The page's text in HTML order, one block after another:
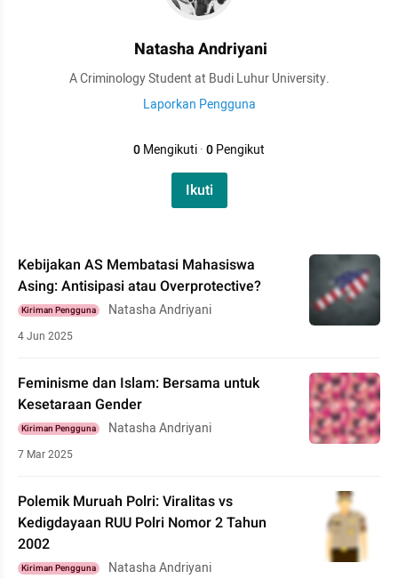
Natasha Andriyani
A Criminology Student at Budi Luhur University.
Laporkan Pengguna
0Mengikuti·0Pengikut
Ikuti
Kebijakan AS Membatasi Mahasiswa
Asing: Antisipasi atau Overprotective?
Kiriman Pengguna Natasha Andriyani
4 Jun 2025
Feminisme dan Islam: Bersama untuk
Kesetaraan Gender
Kiriman Pengguna Natasha Andriyani
7 Mar 2025
Polemik Muruah Polri: Viralitas vs
Kedigdayaan RUU Polri Nomor 2 Tahun
2002
Kiriman Pengguna Natasha Andriyani